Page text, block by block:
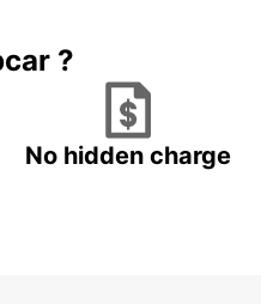
?
No hidden charge